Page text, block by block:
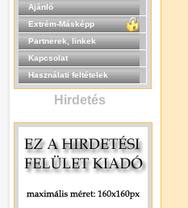
Ajánló
Extrém-Másképp
Partnerek, linkek
Kapcsolat
Használati feltételek
Hirdetés